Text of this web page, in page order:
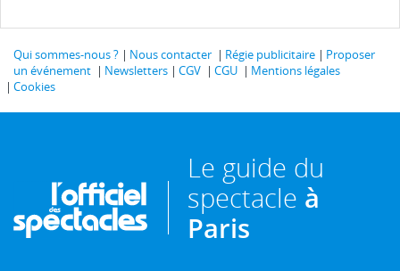
Qui sommes-nous ? Nous contacter Régie publicitaire
Proposer
un événement
Newsletters CGV CGU
Mentions légales
Cookies
Le guide du
spectacle à
Paris